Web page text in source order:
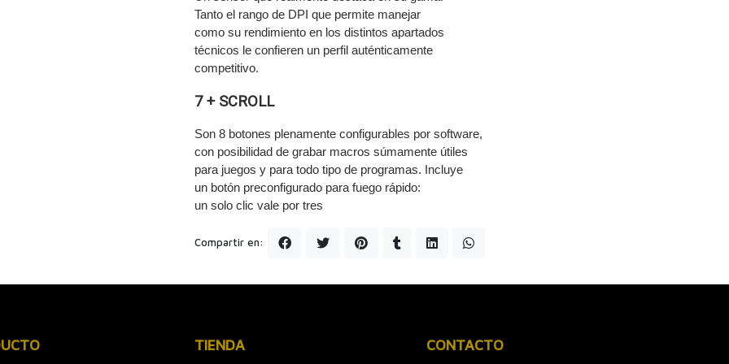
Tanto el rango de DPI que permite manejar
como su rendimiento en los distintos apartados
técnicos le confieren un perfil auténticamente
competitivo.
7 + SCROLL
Son 8 botones plenamente configurables por software,
con posibilidad de grabar macros súmamente útiles
para juegos y para todo tipo de programas. Incluye
un botón preconfigurado para fuego rápido:
un solo clic vale por tres
Compartir en:
TIENDA CONTACTO